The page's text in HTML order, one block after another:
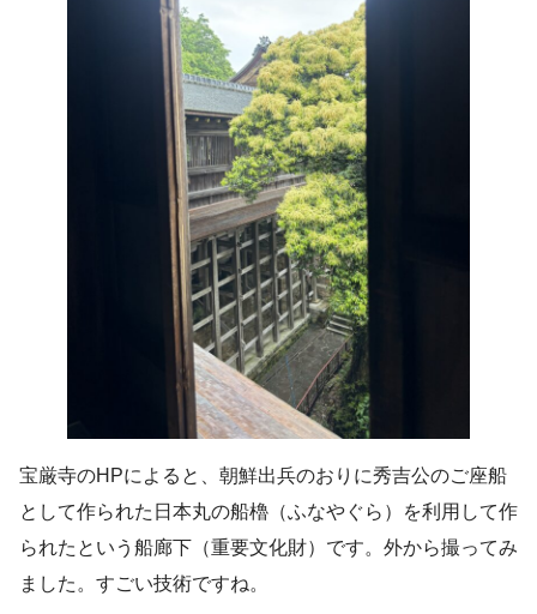
宝厳寺のHPによると、朝鮮出兵のおりに秀吉公のご座船
として作られた日本丸の船櫓（ふなやぐら）を利用して作
られたという船廊下（重要文化財）です。外から撮ってみ
ました。すごい技術ですね。